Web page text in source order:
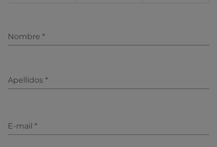
Nombre *
Apellidos *
E-mail *